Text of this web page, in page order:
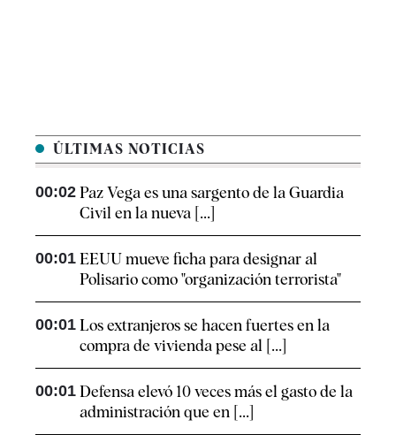
ÚLTIMAS NOTICIAS
00:02 Paz Vega es una sargento de la Guardia
Civil en la nueva [...]
00:01 EEUU mueve ficha para designar al
Polisario como "organización terrorista"
00:01 Los extranjeros se hacen fuertes en la
compra de vivienda pese al [...]
00:01 Defensa elevó 10 veces más el gasto de la
administración que en [...]